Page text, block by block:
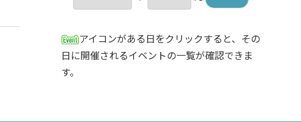
アイコンがある日をクリックすると、その
日に開催されるイベントの一覧が確認できま
す。